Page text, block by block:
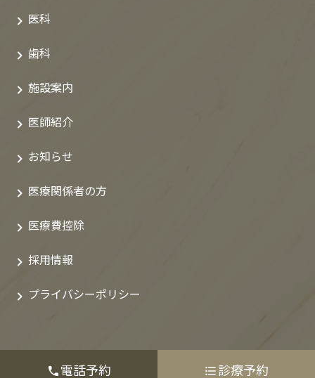
医科
歯科
施設案内
医師紹介
お知らせ
医療関係者の方
医療費控除
採用情報
プライバシーポリシー
Copyright© 欅坂上医科歯科クリニック All rights Reserved.
電話予約 診療予約